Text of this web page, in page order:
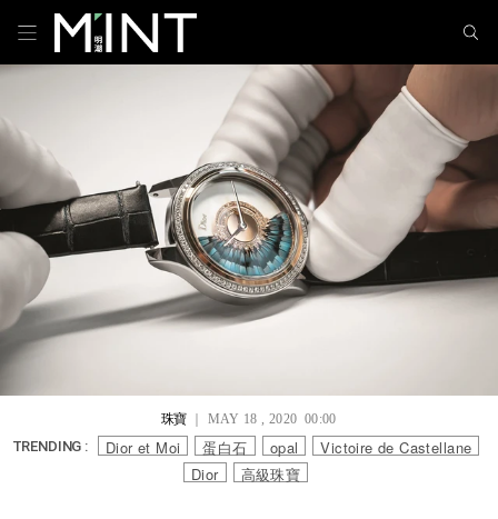
珠寶｜ MAY 18 , 2020 00:00
TRENDING : Dior et Moi 蛋白石 opal
Victoire de Castellane
Dior
高級珠寶